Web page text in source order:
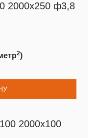
2000х250 ф3,8
2)
2000х100